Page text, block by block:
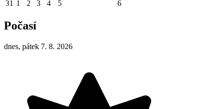
31 1 2 3 4 5 6
Počasí
dnes, pátek 7. 8. 2026